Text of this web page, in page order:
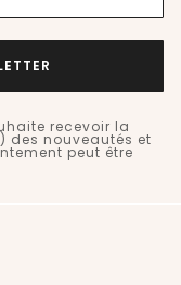
recevoir la
des nouveautés et
peut être